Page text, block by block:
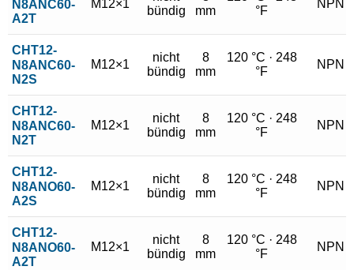
N8ANC60-
A2T
M12×1
bündig
mm
°F
NPN
CHT12-
N8ANC60-
N2S
M12×1
nicht
bündig
8
mm
120 °C · 248
°F
NPN
CHT12-
N8ANC60-
N2T
M12×1
nicht
bündig
8
mm
120 °C · 248
°F
NPN
CHT12-
N8ANO60-
A2S
M12×1
nicht
bündig
8
mm
120 °C · 248
°F
NPN
CHT12-
N8ANO60-
A2T
M12×1
nicht
bündig
8
mm
120 °C · 248
°F
NPN